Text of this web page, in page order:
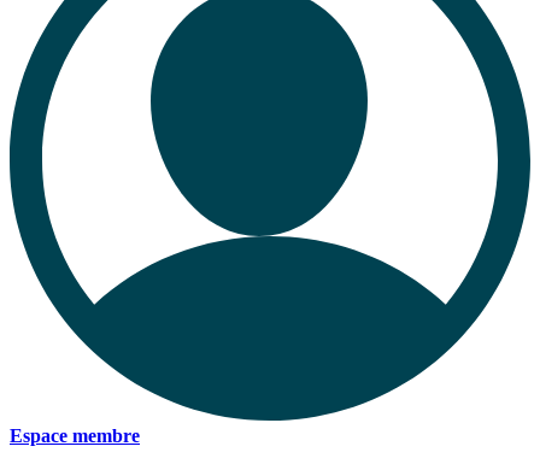
Espace membre